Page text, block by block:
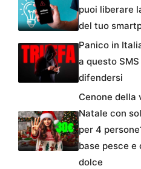
puoi liberare
del tuo
Panico in
a questo
difendersi
Cenone della
Natale con
per 4
base pesce e
dolce